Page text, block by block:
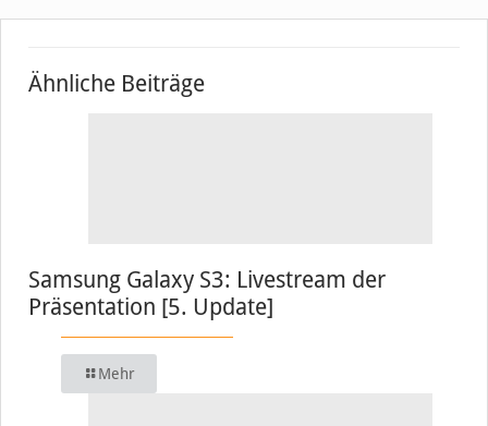
Ähnliche Beiträge
Samsung Galaxy S3: Livestream der
Präsentation [5. Update]
Mehr